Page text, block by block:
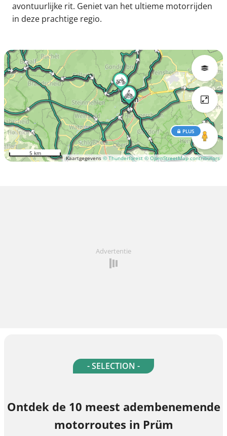
avontuurlijke rit. Geniet van het ultieme motorrijden
in deze prachtige regio.
Kaartgegevens © Thunderforest © OpenStreetMap contributors
PLUS
5 km
Advertentie
- SELECTION -
Ontdek de 10 meest adembenemende
motorroutes in Prüm